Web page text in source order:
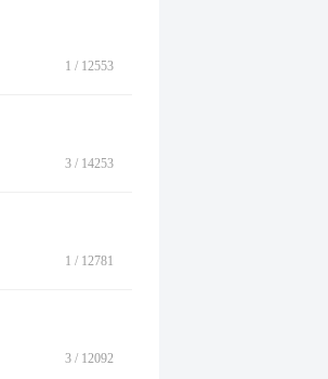
1 / 12553
3 / 14253
1 / 12781
3 / 12092